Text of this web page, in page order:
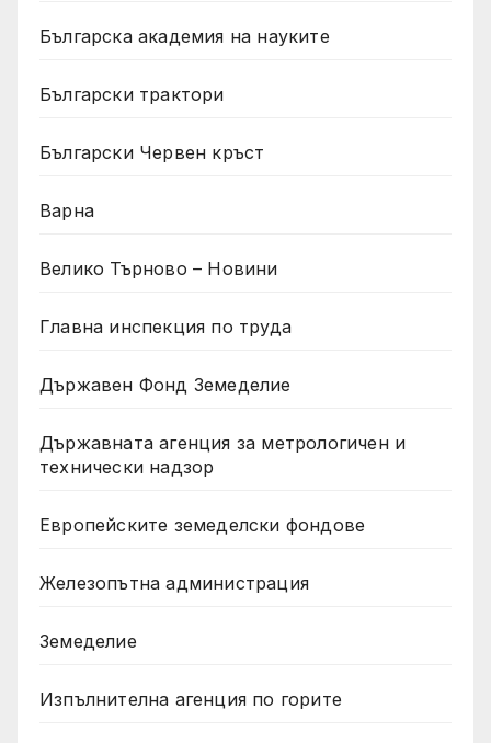
Българска академия на науките
Български трактори
Български Червен кръст
Варна
Велико Търново – Новини
Главна инспекция по труда
Държавен Фонд Земеделие
Държавната агенция за метрологичен и
технически надзор
Европейските земеделски фондове
Железопътна администрация
Земеделие
Изпълнителна агенция по горите